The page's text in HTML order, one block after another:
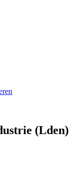
(Lden)